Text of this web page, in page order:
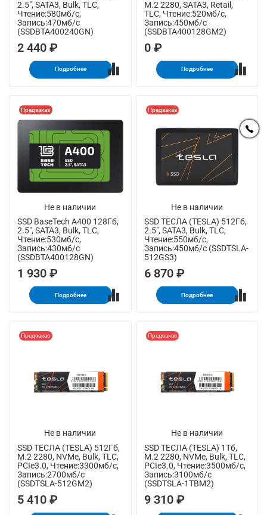
2.5", SATA3, Bulk, TLC,
Чтение:580мб/с,
Запись:470мб/с
(SSDBTA400240GN)
2 440 ₽
Подробнее
M.2 2280, SATA3, Retail,
TLC, Чтение:520мб/с,
Запись:450мб/с
(SSDBTA400128GM2)
0 ₽
Подробнее
Не в наличии
Предзаказ
SSD BaseTech A400 128Гб,
2.5", SATA3, Bulk, TLC,
Чтение:530мб/с,
Запись:430мб/с
(SSDBTA400128GN)
1 930 ₽
Подробнее
Не в наличии
Предзаказ
SSD ТЕСЛА (TESLA) 512Гб,
2.5", SATA3, Bulk, TLC,
Чтение:550мб/с,
Запись:450мб/с (SSDTSLA-
512GS3)
6 870 ₽
Подробнее
Не в наличии
Предзаказ
SSD ТЕСЛА (TESLA) 512Гб,
M.2 2280, NVMe, Bulk, TLC,
PCIe3.0, Чтение:3300мб/с,
Запись:2700мб/с
(SSDTSLA-512GM2)
5 410 ₽
Не в наличии
Предзаказ
SSD ТЕСЛА (TESLA) 1Тб,
M.2 2280, NVMe, Bulk, TLC,
PCIe3.0, Чтение:3500мб/с,
Запись:3100мб/с
(SSDTSLA-1TBM2)
9 310 ₽